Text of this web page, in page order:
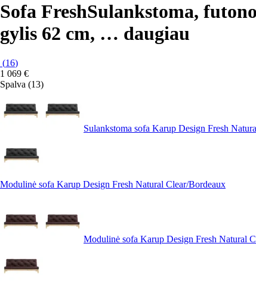
Sofa FreshSulankstoma,
gylis 62 cm, … daugiau
(16)
1 069 €
Spalva (13)
Sulankstoma sofa Karup Design Fresh
Modulinė sofa Karup Design Fresh Natural Clear/Bordeaux
Modulinė sofa Karup Design Fresh Natural